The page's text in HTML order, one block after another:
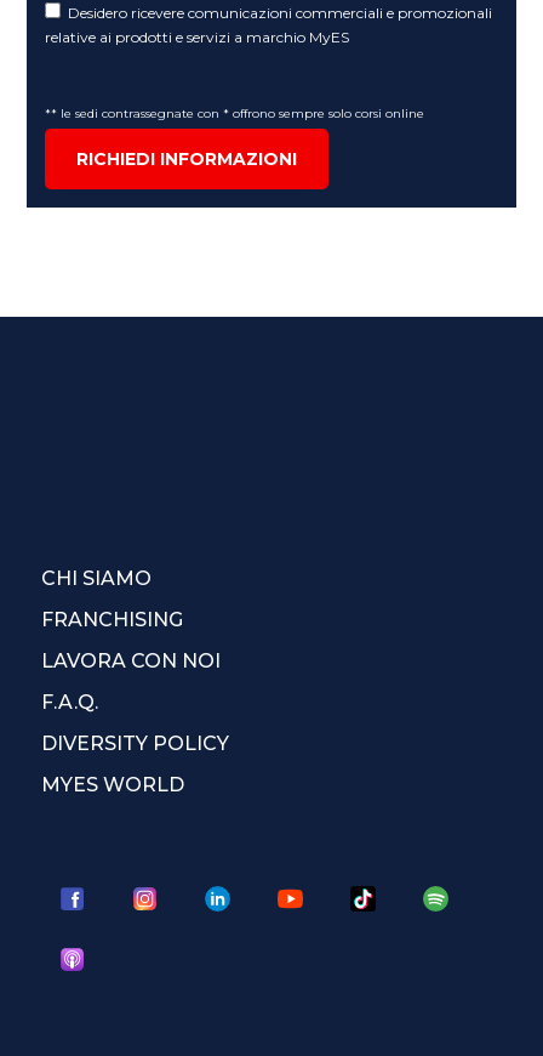
Desidero ricevere comunicazioni commerciali e promozionali
relative ai prodotti e servizi a marchio MyES
** le sedi contrassegnate con * offrono sempre solo corsi online
RICHIEDI INFORMAZIONI
CHI SIAMO
FRANCHISING
LAVORA CON NOI
F.A.Q.
DIVERSITY POLICY
MYES WORLD